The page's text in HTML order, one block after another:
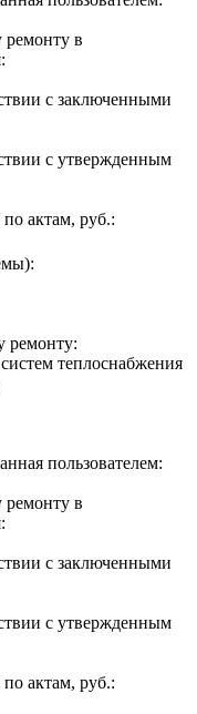
ремонту в
с заключенными
с утвержденным
актам, руб.:
ремонту:
теплоснабжения
пользователем:
ремонту в
с заключенными
с утвержденным
актам, руб.: